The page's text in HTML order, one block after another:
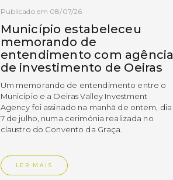
Publicado em 08/07/26
Município estabeleceu
memorando de
entendimento com agência
de investimento de Oeiras
Um memorando de entendimento entre o
Município e a Oeiras Valley Investment
Agency foi assinado na manhã de ontem, dia
7 de julho, numa cerimónia realizada no
claustro do Convento da Graça.
LER MAIS